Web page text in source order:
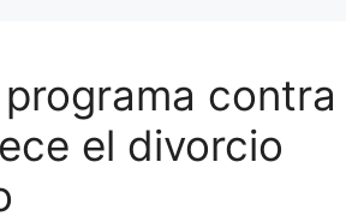
contra
el divorcio